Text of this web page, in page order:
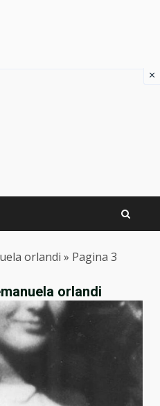
orlandi » Pagina 3
orlandi
×